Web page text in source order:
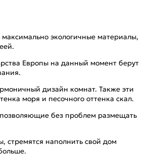
экологичные материалы,
Европы на данный момент берут
дизайн комнат. Также эти
моря и песочного оттенка скал.
без проблем размещать
стремятся наполнить свой дом